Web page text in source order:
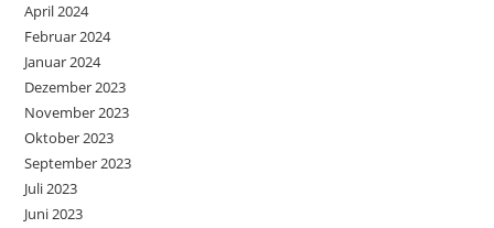
April 2024
Februar 2024
Januar 2024
Dezember 2023
November 2023
Oktober 2023
September 2023
Juli 2023
Juni 2023